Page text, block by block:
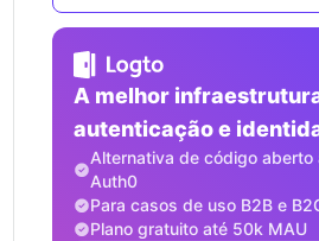
A melhor
autenticação e
Alternativa de código aberto
Auth0
Para casos de uso B2B e
Plano gratuito até 50k MAU